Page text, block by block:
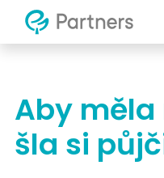
Aby měla
šla si